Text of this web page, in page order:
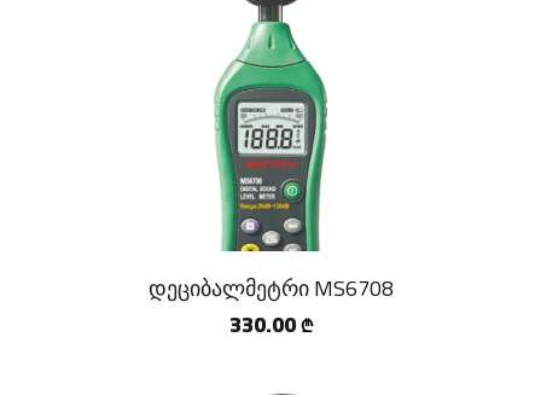
დეციბალმეტრი MS6708
330.00 ₾